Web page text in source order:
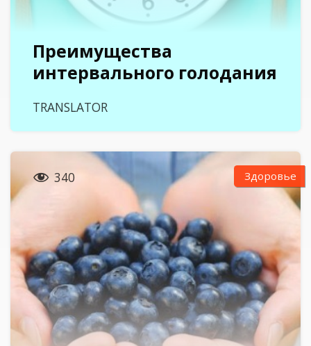
Преимущества
интервального голодания
TRANSLATOR
 340 Здоровье